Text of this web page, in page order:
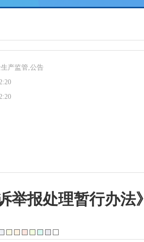
产监管,公告
举报处理暂行办法》